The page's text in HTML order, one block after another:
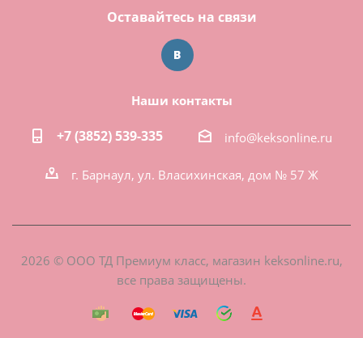
Оставайтесь на связи
Наши контакты
+7 (3852) 539-335 info@keksonline.ru
г. Барнаул, ул. Власихинская, дом № 57 Ж
2026 © ООО ТД Премиум класс, магазин keksonline.ru,
все права защищены.